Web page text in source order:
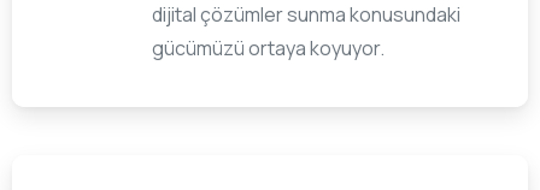
dijital çözümler sunma konusundaki
gücümüzü ortaya koyuyor.